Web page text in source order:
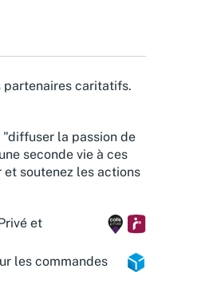
partenaires caritatifs.
la passion de
seconde vie à ces
soutenez les actions
et
les commandes